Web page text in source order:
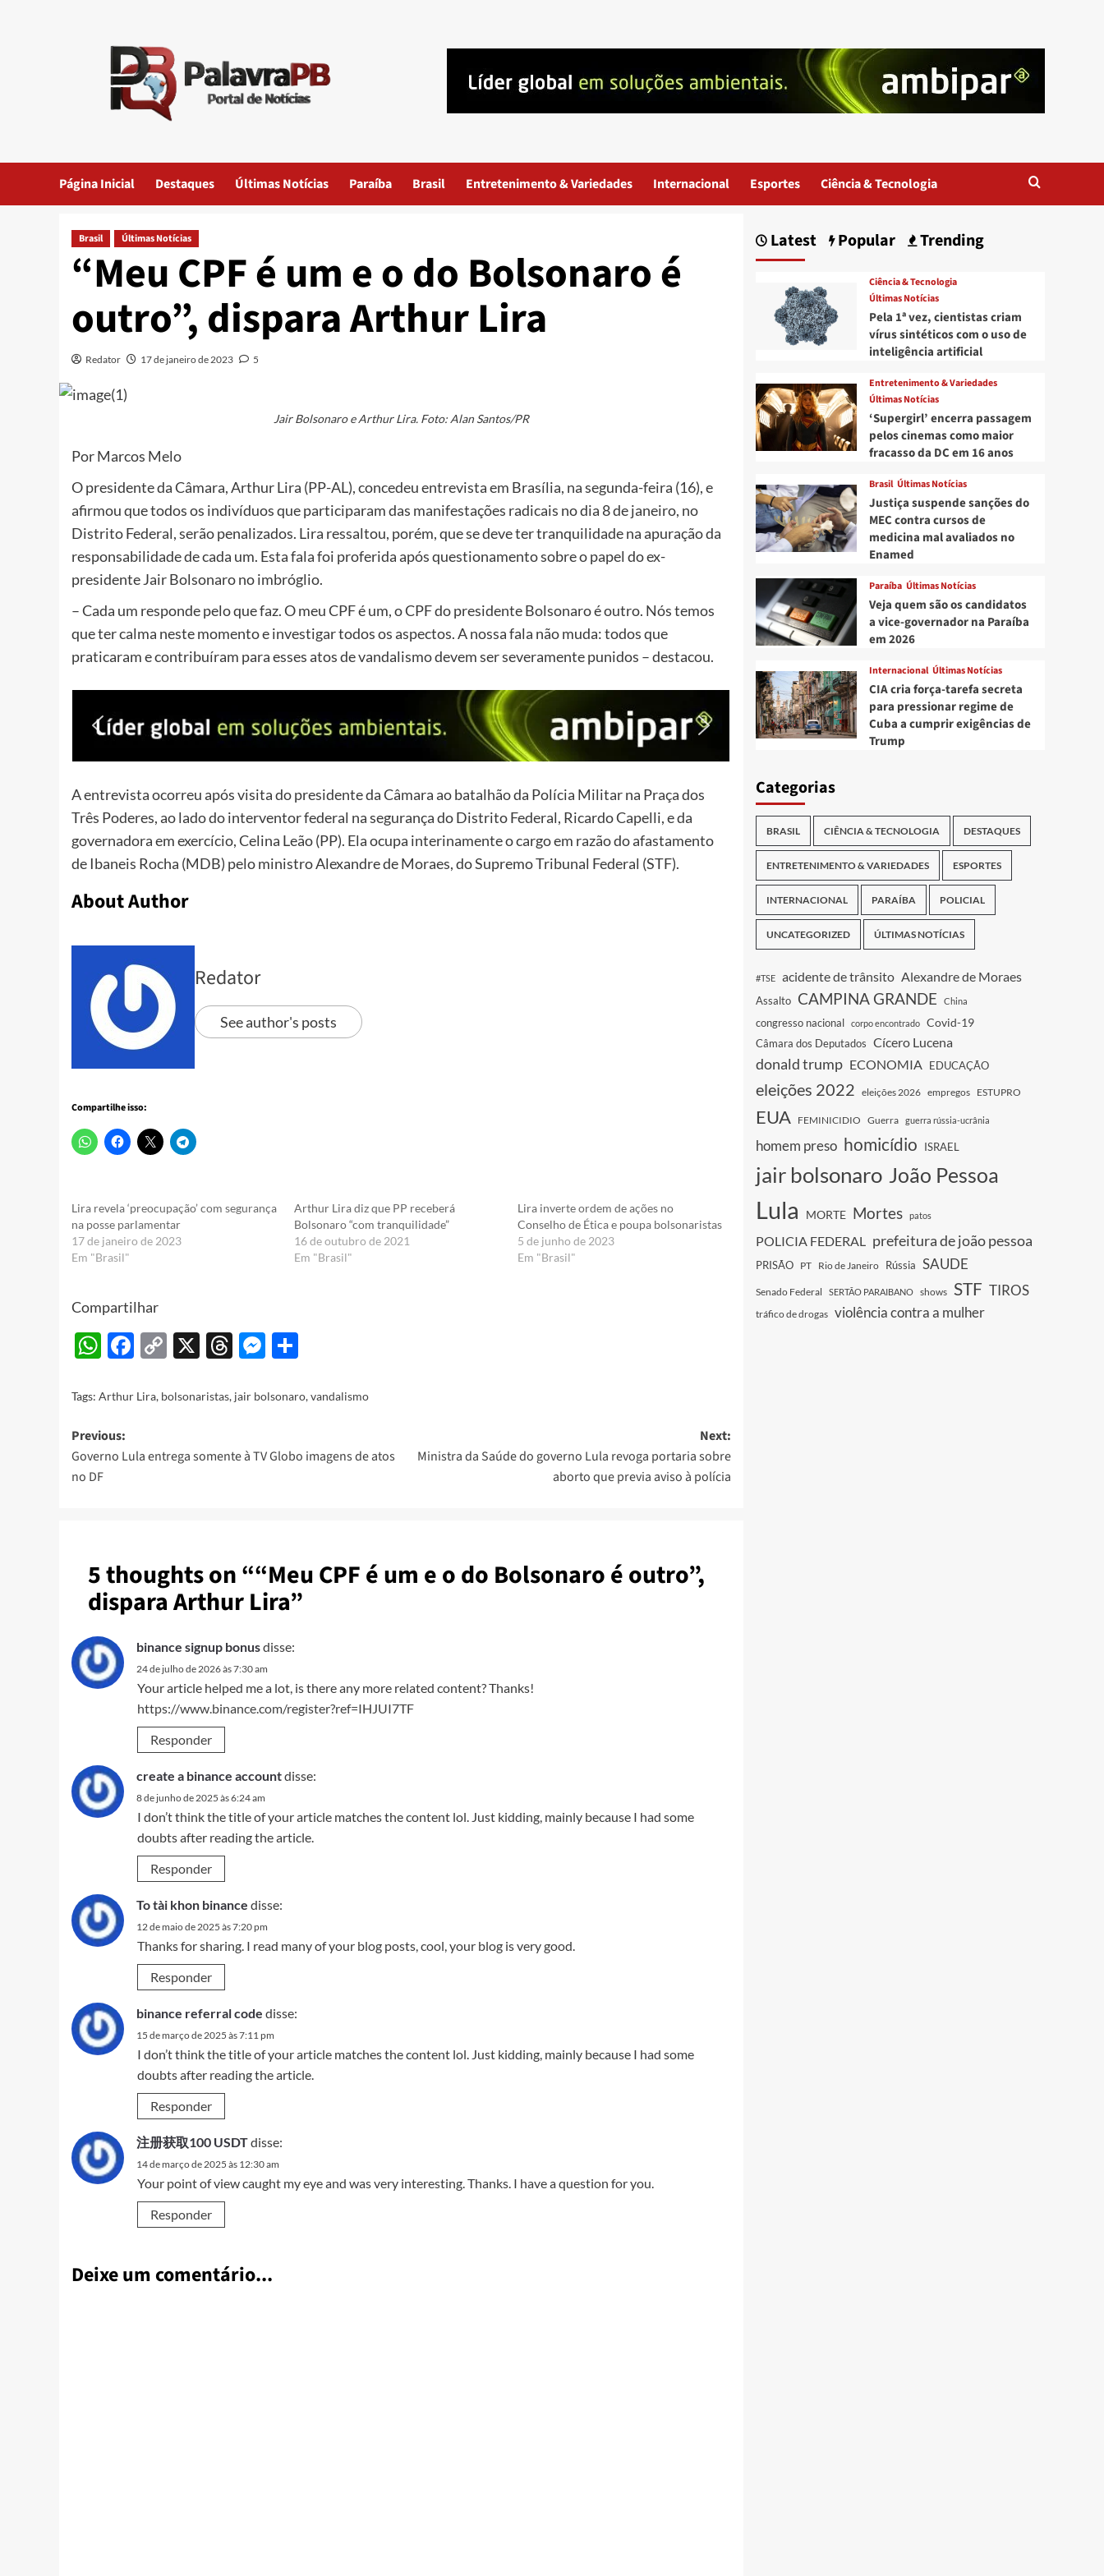
Página Inicial Destaques Últimas Notícias Paraíba Brasil Entretenimento & Variedades Internacional Esportes Ciência & Tecnologia
Brasil Últimas Notícias
“Meu CPF é um e o do Bolsonaro é
outro”, dispara Arthur Lira
Redator 17 de janeiro de 2023 5
Jair Bolsonaro e Arthur Lira. Foto: Alan Santos/PR
Por Marcos Melo
O presidente da Câmara, Arthur Lira (PP-AL), concedeu entrevista em Brasília, na segunda-feira (16), e
afirmou que todos os indivíduos que participaram das manifestações radicais no dia 8 de janeiro, no
Distrito Federal, serão penalizados. Lira ressaltou, porém, que se deve ter tranquilidade na apuração da
responsabilidade de cada um. Esta fala foi proferida após questionamento sobre o papel do ex-
presidente Jair Bolsonaro no imbróglio.
– Cada um responde pelo que faz. O meu CPF é um, o CPF do presidente Bolsonaro é outro. Nós temos
que ter calma neste momento e investigar todos os aspectos. A nossa fala não muda: todos que
praticaram e contribuíram para esses atos de vandalismo devem ser severamente punidos – destacou.
A entrevista ocorreu após visita do presidente da Câmara ao batalhão da Polícia Militar na Praça dos
Três Poderes, ao lado do interventor federal na segurança do Distrito Federal, Ricardo Capelli, e da
governadora em exercício, Celina Leão (PP). Ela ocupa interinamente o cargo em razão do afastamento
de Ibaneis Rocha (MDB) pelo ministro Alexandre de Moraes, do Supremo Tribunal Federal (STF).
About Author
Redator
See author's posts
Compartilhe isso:
Lira revela ‘preocupação’ com segurança
na posse parlamentar
17 de janeiro de 2023
Em "Brasil"
Arthur Lira diz que PP receberá
Bolsonaro “com tranquilidade”
16 de outubro de 2021
Em "Brasil"
Lira inverte ordem de ações no
Conselho de Ética e poupa bolsonaristas
5 de junho de 2023
Em "Brasil"
Compartilhar
WhatsApp
Facebook
Copy
X Threads
Messenger
Tags: Arthur Lira, bolsonaristas, jair bolsonaro,vandalismo
Post
navigation
Previous:
Governo Lula entrega somente à TV Globo imagens de atos
no DF
Next:
Ministra da Saúde do governo Lula revoga portaria sobre
aborto que previa aviso à polícia
5 thoughts on ““Meu CPF é um e o do Bolsonaro é outro”,
dispara Arthur Lira”
binance signup bonusdisse:
24 de julho de 2026 às 7:30 am
Your article helped me a lot, is there any more related content? Thanks!
https://www.binance.com/register?ref=IHJUI7TF
Responder
create a binance accountdisse:
8 de junho de 2025 às 6:24 am
I don’t think the title of your article matches the content lol. Just kidding, mainly because I had some
doubts after reading the article.
Responder
To tài khon binance disse:
12 de maio de 2025 às 7:20 pm
Thanks for sharing. I read many of your blog posts, cool, your blog is very good.
Responder
binance referral code disse:
15 de março de 2025 às 7:11 pm
I don’t think the title of your article matches the content lol. Just kidding, mainly because I had some
doubts after reading the article.
Responder
注册获取100 USDTdisse:
14 de março de 2025 às 12:30 am
Your point of view caught my eye and was very interesting. Thanks. I have a question for you.
Responder
Deixe um comentário...
Latest Popular Trending
Ciência & Tecnologia
Últimas Notícias
Pela 1ª vez, cientistas criam
vírus sintéticos com o uso de
inteligência artificial
Entretenimento & Variedades
Últimas Notícias
‘Supergirl’ encerra passagem
pelos cinemas como maior
fracasso da DC em 16 anos
Brasil Últimas Notícias
Justiça suspende sanções do
MEC contra cursos de
medicina mal avaliados no
Enamed
Paraíba Últimas Notícias
Veja quem são os candidatos
a vice-governador na Paraíba
em 2026
Internacional Últimas Notícias
CIA cria força-tarefa secreta
para pressionar regime de
Cuba a cumprir exigências de
Trump
Categorias
BRASIL CIÊNCIA & TECNOLOGIA DESTAQUES
ENTRETENIMENTO & VARIEDADES ESPORTES
INTERNACIONAL PARAÍBA POLICIAL
UNCATEGORIZED ÚLTIMAS NOTÍCIAS
#TSE acidente de trânsito Alexandre de Moraes
Assalto CAMPINA GRANDE China
congresso nacional corpo encontrado Covid-19
Câmara dos Deputados Cícero Lucena
donald trump ECONOMIA EDUCAÇÃO
eleições 2022 eleições 2026 empregos ESTUPRO
EUA FEMINICIDIO Guerra guerra rússia-ucrânia
homem preso homicídio ISRAEL
jair bolsonaro João Pessoa
Lula MORTE Mortes patos
POLICIA FEDERAL prefeitura de joão pessoa
PRISÃO PT Rio de Janeiro Rússia SAUDE
Senado Federal SERTÃO PARAIBANO shows STF TIROS
tráfico de drogas violência contra a mulher